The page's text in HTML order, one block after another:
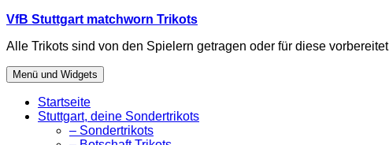
Zum
springen
VfB Stuttgart matchworn Trikots
Alle Trikots sind von den Spielern getragen oder für diese vorbereitet
Menü und Widgets
Startseite
Stuttgart, deine Sondertrikots
– Sondertrikots